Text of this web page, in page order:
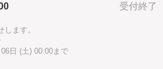
受付終了
ます。
日 (土) 00:00まで